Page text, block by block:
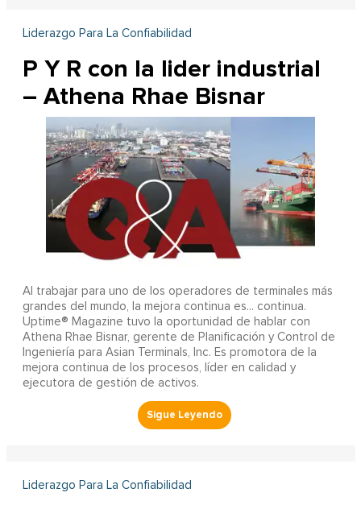
Liderazgo Para La Confiabilidad
P Y R con la lider industrial
– Athena Rhae Bisnar
Al trabajar para uno de los operadores de terminales más
grandes del mundo, la mejora continua es... continua.
Uptime® Magazine tuvo la oportunidad de hablar con
Athena Rhae Bisnar, gerente de Planificación y Control de
Ingeniería para Asian Terminals, Inc. Es promotora de la
mejora continua de los procesos, líder en calidad y
ejecutora de gestión de activos.
Liderazgo Para La Confiabilidad